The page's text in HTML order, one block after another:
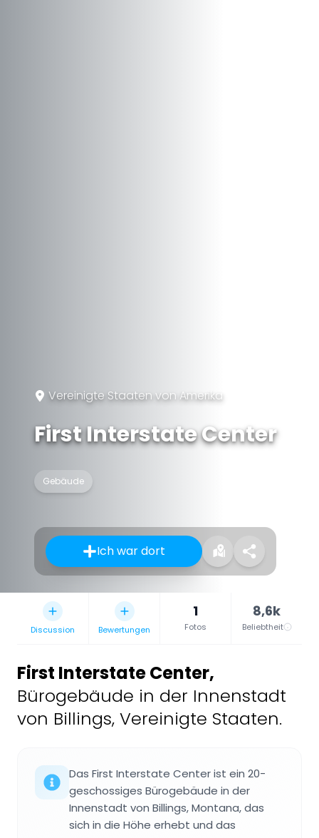
Vereinigte Staaten von Amerika
First Interstate Center
Gebäude
Ich war dort
Discussion Bewertungen
1
Fotos
8,6k
Beliebtheit
First Interstate Center,
Bürogebäude in der Innenstadt
von Billings, Vereinigte Staaten.
Das First Interstate Center ist ein 20-
geschossiges Bürogebäude in der
Innenstadt von Billings, Montana, das
sich in die Höhe erhebt und das